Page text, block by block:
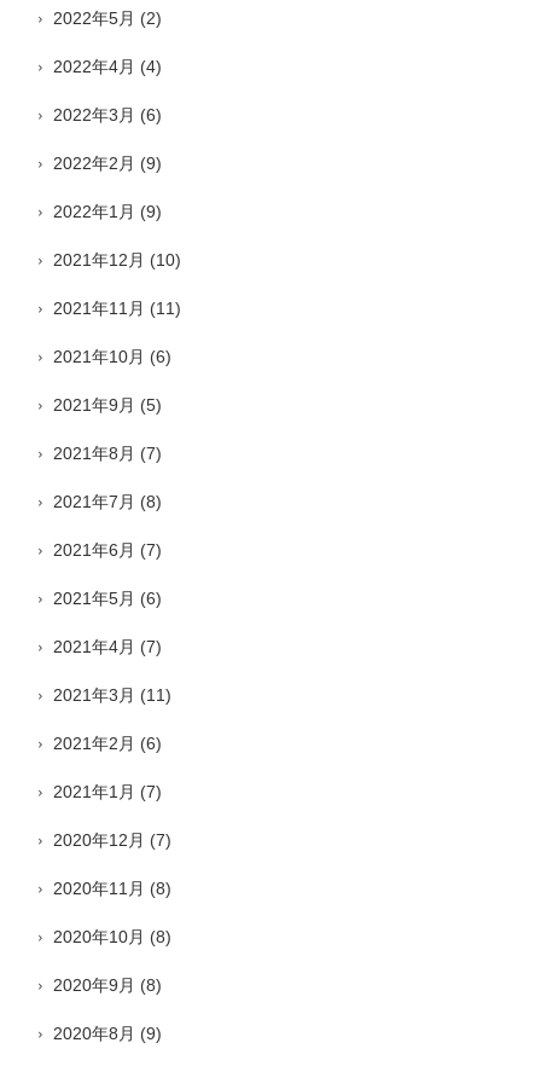
2022年5月 (2)
2022年4月 (4)
2022年3月 (6)
2022年2月 (9)
2022年1月 (9)
2021年12月 (10)
2021年11月 (11)
2021年10月 (6)
2021年9月 (5)
2021年8月 (7)
2021年7月 (8)
2021年6月 (7)
2021年5月 (6)
2021年4月 (7)
2021年3月 (11)
2021年2月 (6)
2021年1月 (7)
2020年12月 (7)
2020年11月 (8)
2020年10月 (8)
2020年9月 (8)
2020年8月 (9)